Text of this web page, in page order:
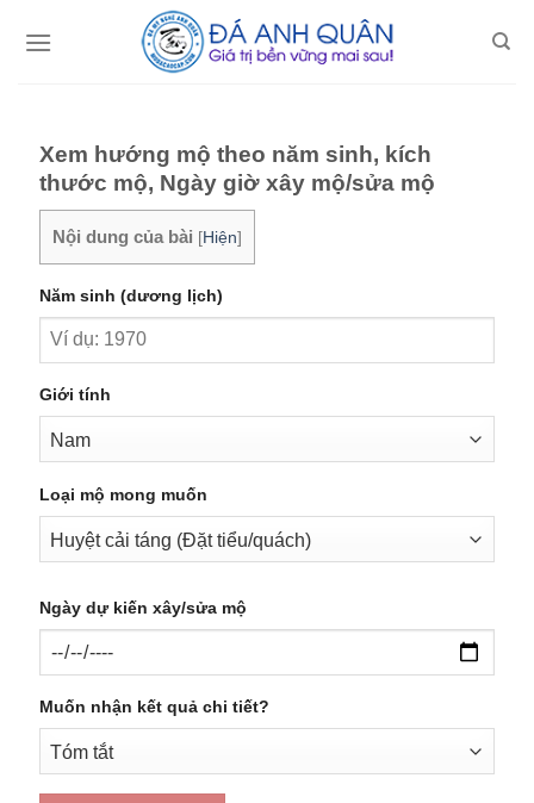
Xem hướng mộ theo năm sinh, kích
thước mộ, Ngày giờ xây mộ/sửa mộ
Nội dung của bài [Hiện]
Năm sinh (dương lịch)
Giới tính
Loại mộ mong muốn
Ngày dự kiến xây/sửa mộ
Muốn nhận kết quả chi tiết?